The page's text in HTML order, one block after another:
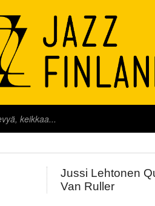
Jussi Lehtonen
Van Ruller